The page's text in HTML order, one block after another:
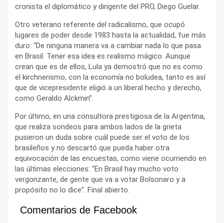
cronista el diplomático y dirigente del PRO, Diego Guelar.
Otro veterano referente del radicalismo, que ocupó
lugares de poder desde 1983 hasta la actualidad, fue más
duro: “De ninguna manera va a cambiar nada lo que pasa
en Brasil. Tener esa idea es realismo mágico. Aunque
crean que es de ellos, Lula ya demostró que no es como
el kirchnerismo, con la economía no boludea, tanto es así
que de vicepresidente eligió a un liberal hecho y derecho,
como Geraldo Alckmin”.
Por último, en una consultora prestigiosa de la Argentina,
que realiza sondeos para ambos lados de la grieta
pusieron un duda sobre cuál puede ser el voto de los
brasileños y no descartó que pueda haber otra
equivocación de las encuestas, como viene ocurriendo en
las últimas elecciones: “En Brasil hay mucho voto
vergonzante, de gente que va a votar Bolsonaro y a
propósito no lo dice”. Final abierto.
Comentarios de Facebook